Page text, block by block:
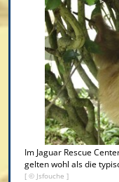
Im Jaguar Rescue
gelten wohl als die
[ © Jsfouche ]